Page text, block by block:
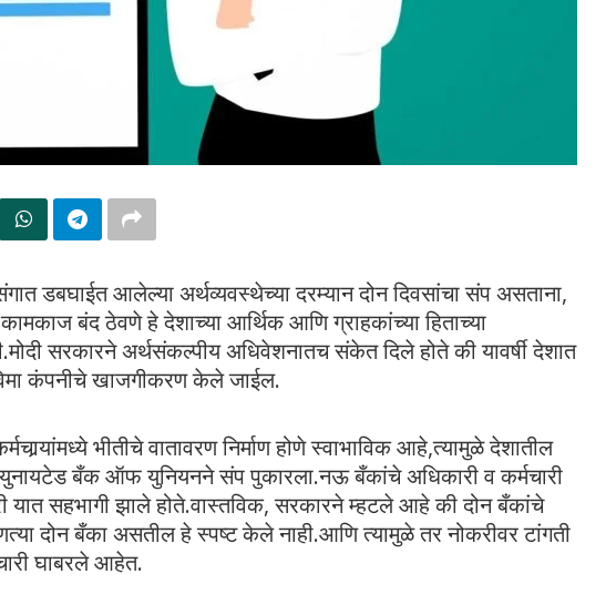
डबघाईत आलेल्या अर्थव्यवस्थेच्या दरम्यान दोन दिवसांचा संप असताना,
बंद ठेवणे हे देशाच्या आर्थिक आणि ग्राहकांच्या हिताच्या
सरकारने अर्थसंकल्पीय अधिवेशनातच संकेत दिले होते की यावर्षी देशात
कंपनीचे खाजगीकरण केले जाईल.
भीतीचे वातावरण निर्माण होणे स्वाभाविक आहे,त्यामुळे देशातील
युनायटेड बँक ऑफ युनियनने संप पुकारला.नऊ बँकांचे अधिकारी व कर्मचारी
यात सहभागी झाले होते.वास्तविक, सरकारने म्हटले आहे की दोन बँकांचे
दोन बँका असतील हे स्पष्ट केले नाही.आणि त्यामुळे तर नोकरीवर टांगती
घाबरले आहेत.